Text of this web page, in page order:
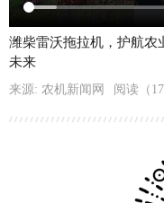
潍柴雷沃拖拉机，护航农
未来
来源: 农机新闻网 阅读（